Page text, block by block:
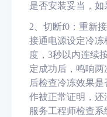
是否安装妥当，如
2、切断f0：重新
接通电源设定冷冻
度，3秒以内连续
定成功后，鸣响
后检查冷冻效果
作被正常证明，
服务工程师检查